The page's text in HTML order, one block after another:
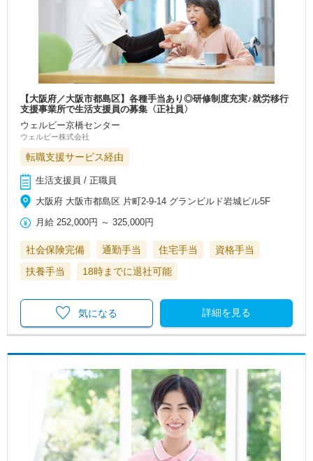
【大阪府／大阪市都島区】各種手当あり◎研修制度充実♪就労移行
支援事業所で生活支援員の募集〈正社員〉
ウェルビー京橋センター
ウェルビー株式会社
転職支援サービス経由
生活支援員 / 正職員
大阪府 大阪市都島区 片町2-9-14 グランビルド岩城ビル5F
月給 252,000円 ～325,000円
社会保険完備 通勤手当 住宅手当
資格手当
扶養手当
18時までに退社可能
詳細を見る
気になる